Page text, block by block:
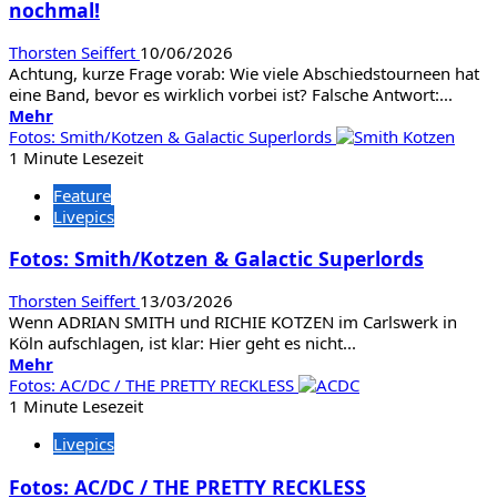
nochmal!
Thorsten Seiffert 10/06/2026
Achtung, kurze Frage vorab: Wie viele Abschiedstourneen hat
eine Band, bevor es wirklich vorbei ist? Falsche Antwort:...
MehrMehr
Informationen
über
Der
letzte
Nochmal.
nochmal!
Fotos: Smith/Kotzen & Galactic Superlords
1 Minute Lesezeit
Feature
Livepics
Fotos: Smith/Kotzen & Galactic Superlords
Thorsten Seiffert 13/03/2026
Wenn ADRIAN SMITH und RICHIE KOTZEN im Carlswerk in
Köln aufschlagen, ist klar: Hier geht es nicht...
MehrMehr
Informationen
über
Smith/Kotzen
Galactic
Fotos: AC/DC / THE PRETTY RECKLESS
1 Minute Lesezeit
Livepics
Fotos: AC/DC / THE PRETTY RECKLESS